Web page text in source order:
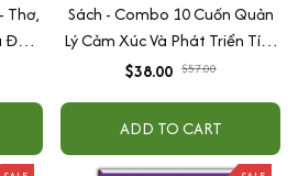
Thơ,
Đố,
6
Sách - Combo 10 Cuốn Quản
Lý Cảm Xúc Và Phát Triển Tính
Cách Cho Bé Từ 2 - 6 Tuổi
$38.00 $57.00
ADD TO CART